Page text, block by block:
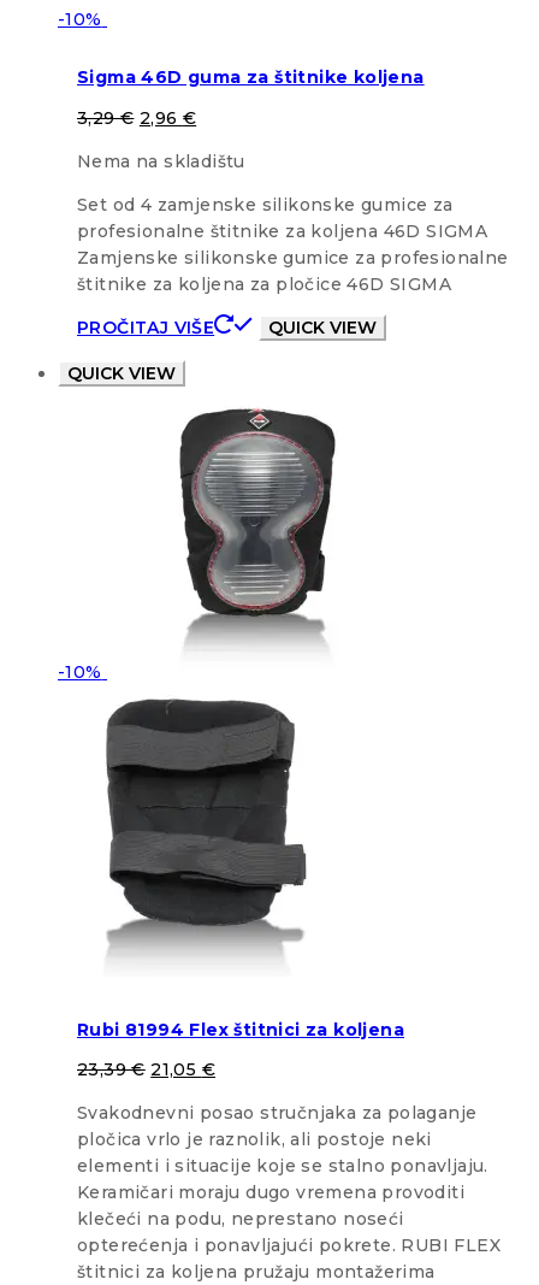
-10%
Sigma 46D guma za štitnike koljena
3,29€ 2,96 €
Nema na skladištu
Set od 4 zamjenske silikonske gumice za
profesionalne štitnike za koljena 46D SIGMA
Zamjenske silikonske gumice za profesionalne
štitnike za koljena za pločice 46D SIGMA
PROČITAJ VIŠE
QUICK VIEW
QUICK VIEW
-10%
Rubi 81994 Flex štitnici za koljena
23,39€ 21,05 €
Svakodnevni posao stručnjaka za polaganje
pločica vrlo je raznolik, ali postoje neki
elementi i situacije koje se stalno ponavljaju.
Keramičari moraju dugo vremena provoditi
klečeći na podu, neprestano noseći
opterećenja i ponavljajući pokrete. RUBI FLEX
štitnici za koljena pružaju montažerima